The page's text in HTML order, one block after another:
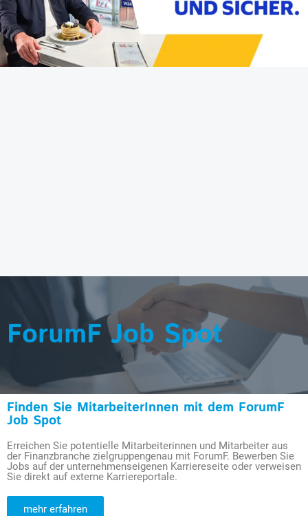
ForumF Job Spot
Finden Sie MitarbeiterInnen mit dem ForumF
Job Spot
Erreichen Sie potentielle Mitarbeiterinnen und Mitarbeiter aus
der Finanzbranche zielgruppengenau mit ForumF. Bewerben Sie
Jobs auf der unternehmenseigenen Karriereseite oder verweisen
Sie direkt auf externe Karriereportale.
mehr erfahren